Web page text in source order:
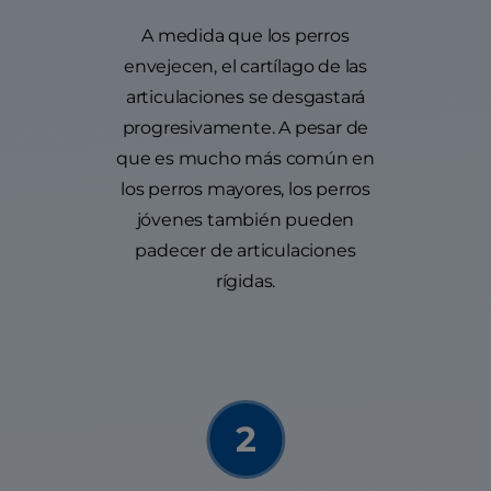
A medida que los perros
envejecen, el cartílago de las
articulaciones se desgastará
progresivamente. A pesar de
que es mucho más común en
los perros mayores, los perros
jóvenes también pueden
padecer de articulaciones
rígidas.